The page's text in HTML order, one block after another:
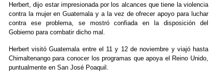
Herbert, dijo estar impresionada por los alcances que tiene la violencia
contra la mujer en Guatemala y a la vez de ofrecer apoyo para luchar
contra ese problema, se mostró confiada en la disposición del
Gobierno para combatir dicho mal.
Herbert visitó Guatemala entre el 11 y 12 de noviembre y viajó hasta
Chimaltenango para conocer los programas que apoya el Reino Unido,
puntualmente en San José Poaquil.